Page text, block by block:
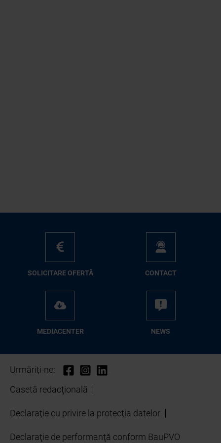
SO­LI­CI­TA­RE OFER­TĂ CON­TA­CT
ME­D­IA­CEN­TER NEWS
Urmăriți-ne:
Casetă redacţională
Declarație cu privire la protecția datelor
Declaraţie de performanţă conform BauPVO